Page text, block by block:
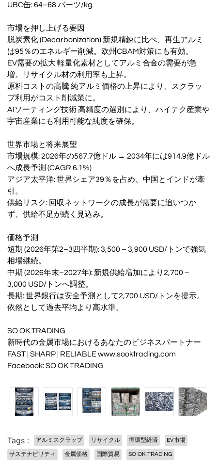
UBC缶: 64–68 バーツ/kg
市場を押し上げる要因
脱炭素化 (Decarbonization) 新規精錬に比べ、再生アルミ
は95％のエネルギー削減。欧州CBAM対策にも有効。
EV需要の拡大 軽量化素材としてアルミ合金の需要が急
増。リサイクル材の利用率も上昇。
原料コストの高騰 純アルミ価格の上昇により、スクラッ
プ利用がコスト削減策に。
AIソーティング技術 高精度の選別により、ハイテク産業や
宇宙産業にも利用可能な純度を確保。
世界市場と将来展望
市場規模: 2026年の567.7億ドル → 2034年には914.9億ドル
へ成長予測 (CAGR 6.1%)
アジア太平洋: 世界シェア39％を占め、中国とインドが牽
引。
供給リスク: 回収ネットワークの成長が需要に追いつか
ず、供給不足が続く見込み。
価格予測
短期 (2026年第2–3四半期): 3,500 – 3,900 USD/トンで強気
相場継続。
中期 (2026年末–2027年): 新規供給増加により2,700 –
3,000 USD/トンへ調整。
長期: 世界銀行は安全予測として2,700 USD/トンを提示。
依然として過去平均より高水準。
SO OK TRADING
新時代の金属市場におけるあなたのビジネスパートナー
FAST | SHARP | RELIABLE www.sooktrading.com
Facebook: SO OK TRADING
Tags : アルミスクラップ リサイクル 循環型経済 EV市場
サステナビリティ 金属価格 国際貿易 SO OK TRADING